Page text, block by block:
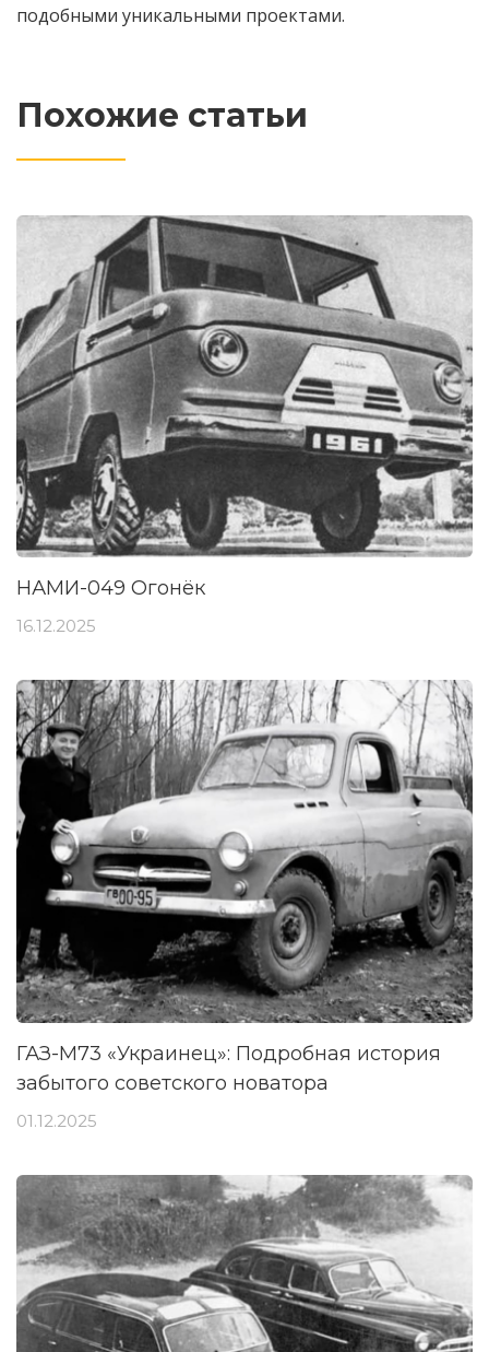
подобными уникальными проектами.
Похожие статьи
НАМИ-049 Огонёк
16.12.2025
ГАЗ-М73 «Украинец»: Подробная история
забытого советского новатора
01.12.2025